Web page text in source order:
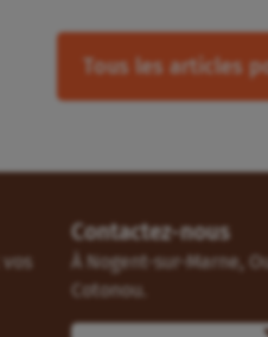
Tous les articles
Contactez-nous
À Nogent-sur-Marne,
Cotonou.